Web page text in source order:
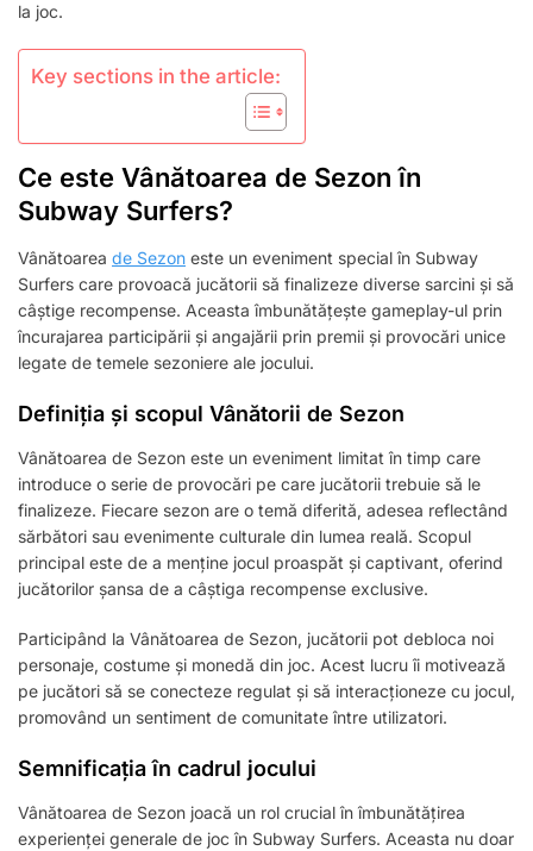
la joc.
Key sections in the article:
Ce este Vânătoarea de Sezon în
Subway Surfers?
Vânătoarea de Sezon este un eveniment special în Subway
Surfers care provoacă jucătorii să finalizeze diverse sarcini și să
câștige recompense. Aceasta îmbunătățește gameplay-ul prin
încurajarea participării și angajării prin premii și provocări unice
legate de temele sezoniere ale jocului.
Definiția și scopul Vânătorii de Sezon
Vânătoarea de Sezon este un eveniment limitat în timp care
introduce o serie de provocări pe care jucătorii trebuie să le
finalizeze. Fiecare sezon are o temă diferită, adesea reflectând
sărbători sau evenimente culturale din lumea reală. Scopul
principal este de a menține jocul proaspăt și captivant, oferind
jucătorilor șansa de a câștiga recompense exclusive.
Participând la Vânătoarea de Sezon, jucătorii pot debloca noi
personaje, costume și monedă din joc. Acest lucru îi motivează
pe jucători să se conecteze regulat și să interacționeze cu jocul,
promovând un sentiment de comunitate între utilizatori.
Semnificația în cadrul jocului
Vânătoarea de Sezon joacă un rol crucial în îmbunătățirea
experienței generale de joc în Subway Surfers. Aceasta nu doar